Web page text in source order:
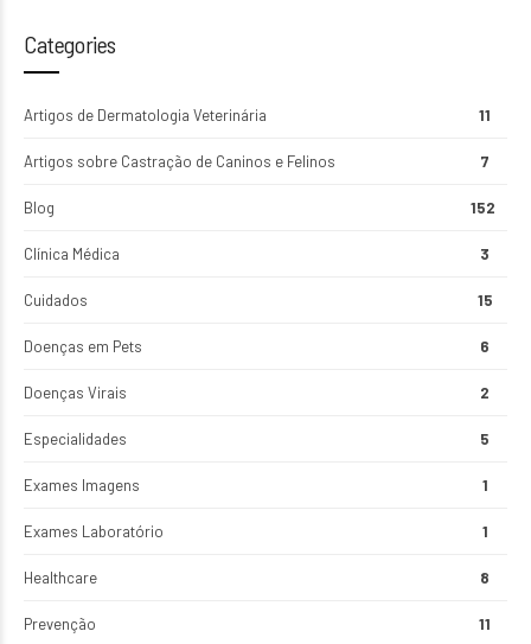
Categories
Artigos de Dermatologia Veterinária 11
Artigos sobre Castração de Caninos e Felinos 7
Blog 152
Clínica Médica 3
Cuidados 15
Doenças em Pets 6
Doenças Virais 2
Especialidades 5
Exames Imagens 1
Exames Laboratório 1
Healthcare 8
Prevenção 11